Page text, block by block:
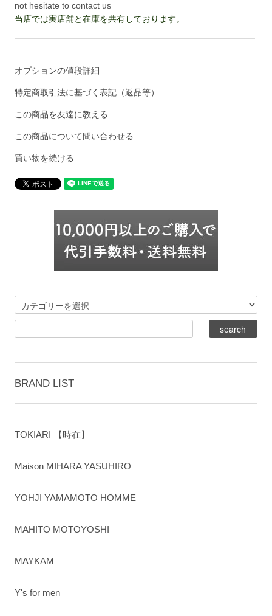
not hesitate to contact us
当店では実店舗と在庫を共有しております。
オプションの値段詳細
特定商取引法に基づく表記（返品等）
この商品を友達に教える
この商品について問い合わせる
買い物を続ける
BRAND LIST
TOKIARI 【時在】
Maison MIHARA YASUHIRO
YOHJI YAMAMOTO HOMME
MAHITO MOTOYOSHI
MAYKAM
Y's for men